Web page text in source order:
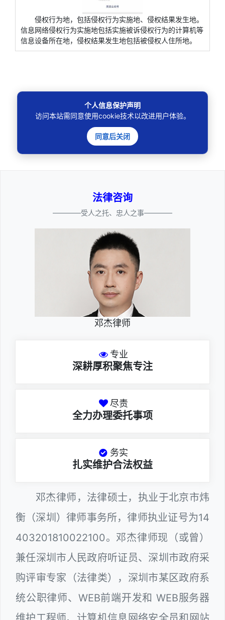
侵权行为地，包括侵权行为实施地、侵权结果发生地。
信息网络侵权行为实施地包括实施被诉侵权行为的计算机等
信息设备所在地，侵权结果发生地包括被侵权人住所地。
法律咨询
————受人之托、忠人之事————
邓杰律师
专业
深耕厚积聚焦专注
尽责
全力办理委托事项
务实
扎实维护合法权益
邓杰律师，法律硕士，执业于北京市炜
衡（深圳）律师事务所，律师执业证号为14
403201810022100。邓杰律师现（或曾）
兼任深圳市人民政府听证员、深圳市政府采
购评审专家（法律类），深圳市某区政府系
统公职律师、WEB前端开发和 WEB服务器
个人信息保护声明
访问本站需同意使用cookie技术以改进用户体验。
同意后关闭